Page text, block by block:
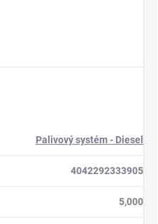
Palivový systém - Diesel
4042292333905
5,000